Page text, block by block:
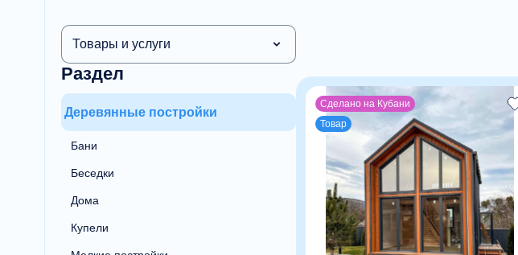
Товары и услуги
Раздел
Деревянные постройки
Бани
Беседки
Дома
Купели
Сделано на Кубани
Товар